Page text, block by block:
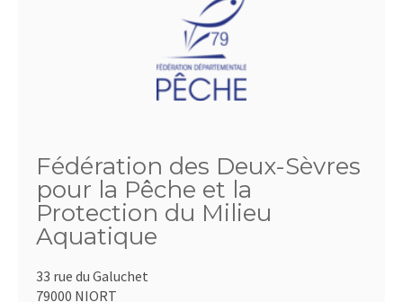
Fédération des Deux-Sèvres
pour la Pêche et la
Protection du Milieu
Aquatique
33 rue du Galuchet
79000 NIORT